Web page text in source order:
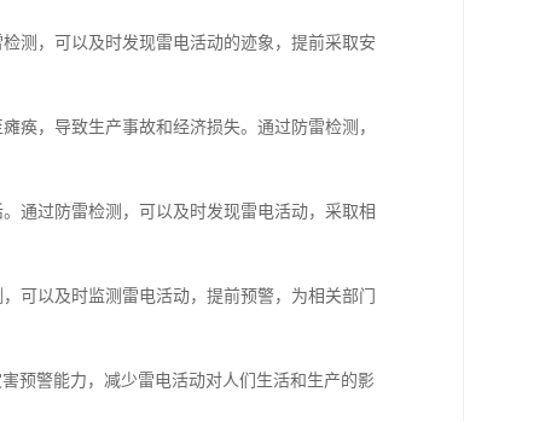
测，可以及时发现雷电活动的迹象，提前采取安
痪，导致生产事故和经济损失。通过防雷检测，
通过防雷检测，可以及时发现雷电活动，采取相
可以及时监测雷电活动，提前预警，为相关部门
预警能力，减少雷电活动对人们生活和生产的影